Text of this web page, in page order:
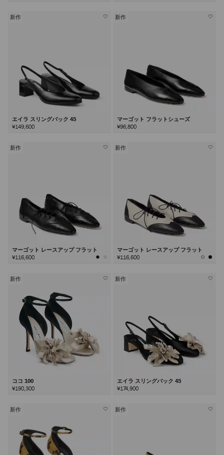
新作
エイラ スリングバック 45
¥149,600
新作
マーゴット フラットシューズ
¥96,800
新作
マーゴット レースアップ フラット
¥116,600
新作
マーゴット レースアップ フラット
¥116,600
新作
ココ 100
¥190,300
新作
エイラ スリングバック 45
¥174,900
新作 新作